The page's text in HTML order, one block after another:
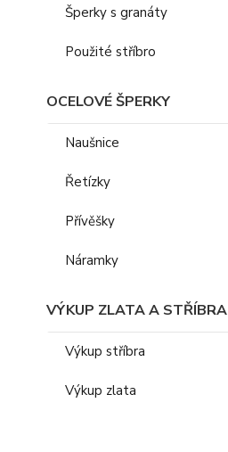
Šperky s granáty
Použité stříbro
OCELOVÉ ŠPERKY
Naušnice
Řetízky
Přívěšky
Náramky
VÝKUP ZLATA A STŘÍBRA
Výkup stříbra
Výkup zlata